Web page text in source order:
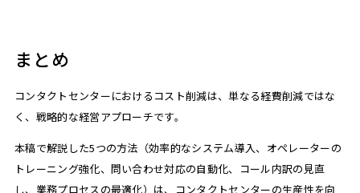
まとめ
コンタクトセンターにおけるコスト削減は、単なる経費削減ではな
く、戦略的な経営アプローチです。
本稿で解説した5つの方法（効率的なシステム導入、オペレーターの
トレーニング強化、問い合わせ対応の自動化、コール内訳の見直
し、業務プロセスの最適化）は、コンタクトセンターの生産性を向